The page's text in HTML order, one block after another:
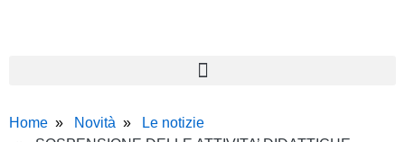
Home Novità
Le notizie